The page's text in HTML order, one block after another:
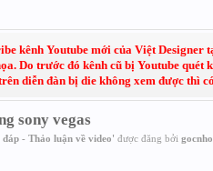
kênh Youtube mới của Việt Designer
Do trước đó kênh cũ bị Youtube
diễn đàn bị die không xem được thì
sony vegas
- Thảo luận về video' được đăng bởi